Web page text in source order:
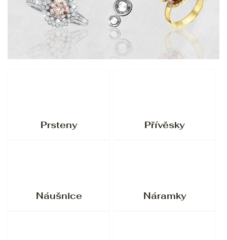
Prsteny Přívěsky
Náušnice Náramky